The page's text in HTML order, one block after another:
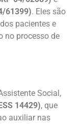
61399). Eles são
pacientes e
no processo de
Social,
14429), que
auxiliar nas